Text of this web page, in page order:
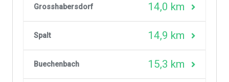
Grosshabersdorf 14,0 km
Spalt 14,9 km
Buechenbach 15,3 km